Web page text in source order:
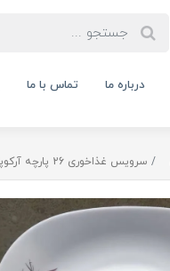
درباره ما تماس با ما
سرویس غذاخوری 26 پارچه آرکوپال مقصود طرح ژالین صورتی مربع ( کدکالا:03071745)